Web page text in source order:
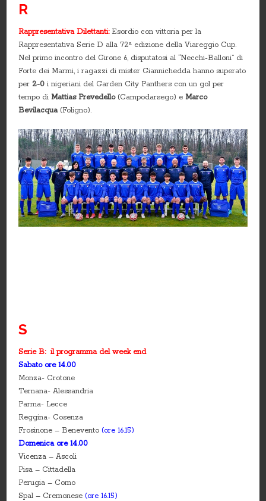
R
Rappresentativa Dilettanti:Esordio con vittoria per la
Rappresentativa Serie D alla 72ª edizione della Viareggio Cup.
Nel primo incontro del Girone 6, disputatosi al “Necchi-Balloni” di
Forte dei Marmi, i ragazzi di mister Giannichedda hanno superato
per 2-0 i nigeriani del Garden City Panthers con un gol per
tempo diMattias Prevedello(Campodarsego) eMarco
Bevilacqua (Foligno).
S
Serie B: il programma del week end
Sabato ore 14.00
Monza- Crotone
Ternana- Alessandria
Parma- Lecce
Reggina- Cosenza
Frosinone – Benevento (ore 16.15)
Domenica ore 14.00
Vicenza – Ascoli
Pisa – Cittadella
Perugia – Como
Spal – Cremonese (ore 16.15)